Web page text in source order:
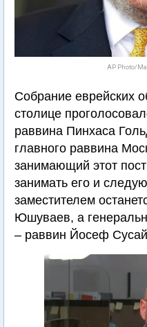
AP Photo/
Собрание еврейских
столице
раввина Пинхаса
главного раввина
занимающий этот
занимать его и
заместителем
Юшуваев, а
– раввин Йосеф